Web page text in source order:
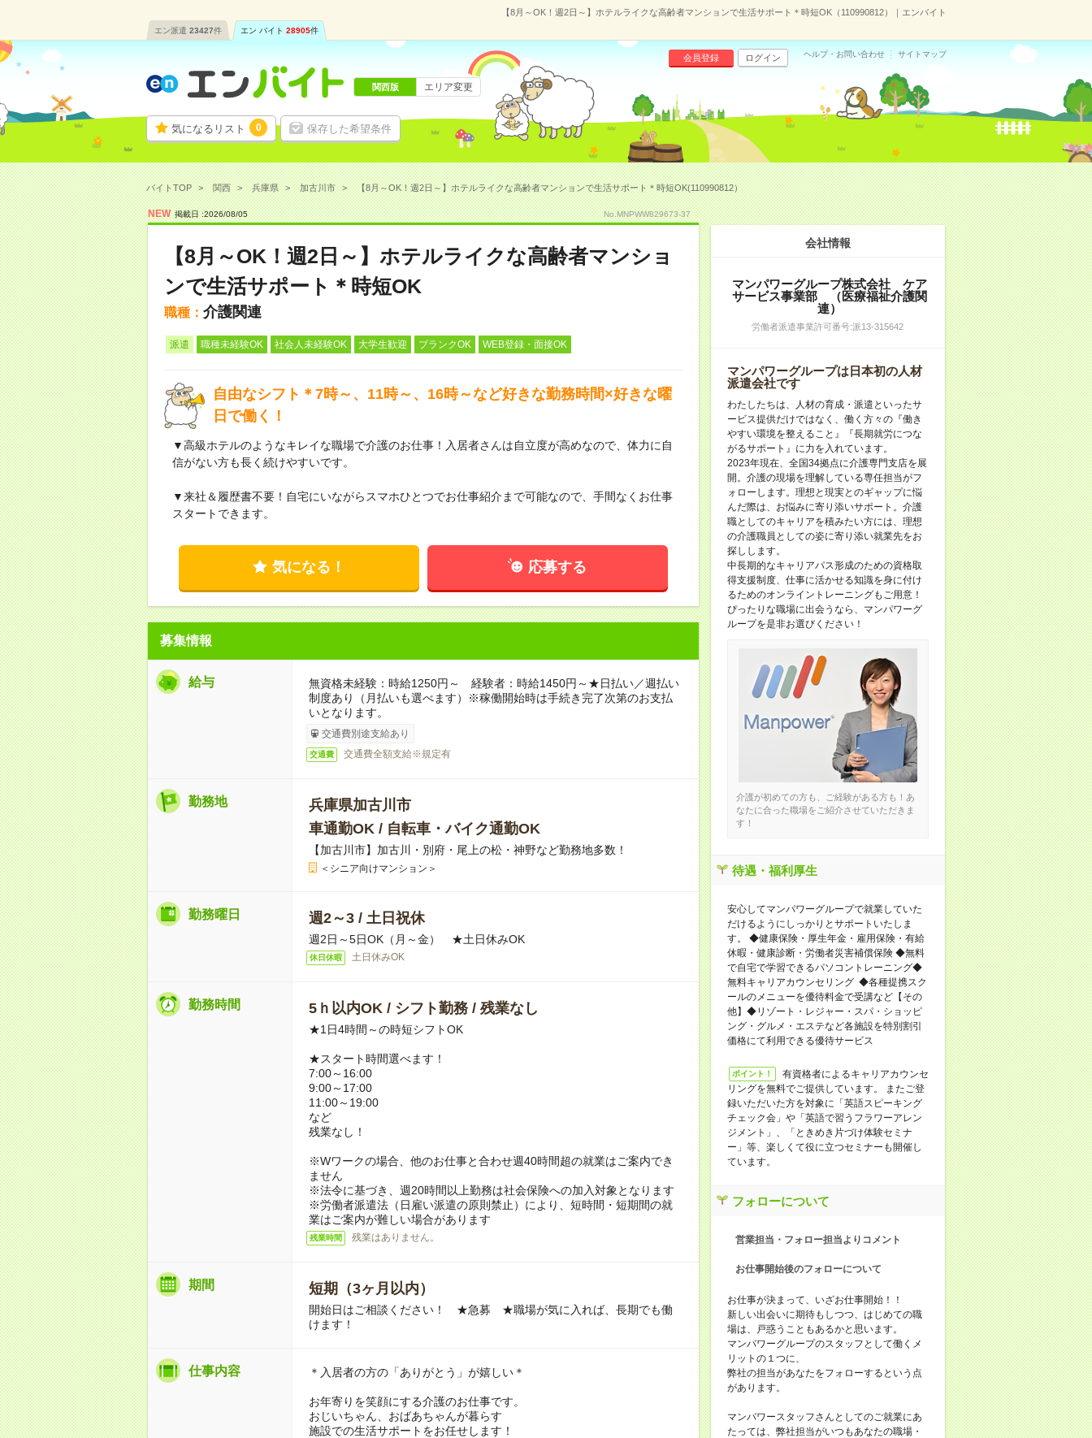
【8月～OK！週2日～】ホテルライクな高齢者マンションで生活サポート＊時短OK（110990812）｜エンバイト
エン派遣 23427件 エン バイト 28905件
気になるリスト 0 保存した希望条件
会員登録 ログイン ヘルプ・お問い合わせ サイトマップ
関西版 エリア変更
バイトTOP 関西 兵庫県 加古川市 【8月～OK！週2日～】ホテルライクな高齢者マンションで生活サポート＊時短OK(110990812）
NEW 掲載日 :2026/08/05 No.MNPWW829673-37
【8月～OK！週2日～】ホテルライクな高齢者マンショ
ンで生活サポート＊時短OK
職種： 介護関連
派遣 職種未経験OK 社会人未経験OK 大学生歓迎 ブランクOK WEB登録・面接OK
自由なシフト＊7時～、11時～、16時～など好きな勤務時間×好きな曜
日で働く！
▼高級ホテルのようなキレイな職場で介護のお仕事！入居者さんは自立度が高めなので、体力に自
信がない方も長く続けやすいです。
▼来社＆履歴書不要！自宅にいながらスマホひとつでお仕事紹介まで可能なので、手間なくお仕事
スタートできます。
気になる！ 応募する
募集情報
給与
無資格未経験：時給1250円～ 経験者：時給1450円～★日払い／週払い
制度あり（月払いも選べます）※稼働開始時は手続き完了次第のお支払
いとなります。
交通費別途支給あり
交通費 交通費全額支給※規定有
勤務地
兵庫県加古川市
車通勤OK / 自転車・バイク通勤OK
【加古川市】加古川・別府・尾上の松・神野など勤務地多数！
＜シニア向けマンション＞
勤務曜日 週2～3 / 土日祝休
週2日～5日OK（月～金） ★土日休みOK
休日休暇 土日休みOK
勤務時間 5ｈ以内OK / シフト勤務 / 残業なし
★1日4時間～の時短シフトOK
★スタート時間選べます！
7:00～16:00
9:00～17:00
11:00～19:00
など
残業なし！
※Wワークの場合、他のお仕事と合わせ週40時間超の就業はご案内でき
ません
※法令に基づき、週20時間以上勤務は社会保険への加入対象となります
※労働者派遣法（日雇い派遣の原則禁止）により、短時間・短期間の就
業はご案内が難しい場合があります
残業時間 残業はありません。
期間 短期（3ヶ月以内）
開始日はご相談ください！ ★急募 ★職場が気に入れば、長期でも働
けます！
仕事内容 ＊入居者の方の「ありがとう」が嬉しい＊
お年寄りを笑顔にする介護のお仕事です。
おじいちゃん、おばあちゃんが暮らす
施設での生活サポートをお任せします！
会社情報
マンパワーグループ株式会社 ケア
サービス事業部 （医療福祉介護関
連）
労働者派遣事業許可番号:派13-315642
マンパワーグループは日本初の人材
派遣会社です
わたしたちは、人材の育成・派遣といったサ
ービス提供だけではなく、働く方々の『働き
やすい環境を整えること』『長期就労につな
がるサポート』に力を入れています。
2023年現在、全国34拠点に介護専門支店を展
開。介護の現場を理解している専任担当がフ
ォローします。理想と現実とのギャップに悩
んだ際は、お悩みに寄り添いサポート。介護
職としてのキャリアを積みたい方には、理想
の介護職員としての姿に寄り添い就業先をお
探しします。
中長期的なキャリアパス形成のための資格取
得支援制度、仕事に活かせる知識を身に付け
るためのオンライントレーニングもご用意！
ぴったりな職場に出会うなら、マンパワーグ
ループを是非お選びください！
介護が初めての方も、ご経験がある方も！あ
なたに合った職場をご紹介させていただきま
す！
待遇・福利厚生
安心してマンパワーグループで就業していた
だけるようにしっかりとサポートいたしま
す。 ◆健康保険・厚生年金・雇用保険・有給
休暇・健康診断・労働者災害補償保険 ◆無料
で自宅で学習できるパソコントレーニング◆
無料キャリアカウンセリング ◆各種提携スク
ールのメニューを優待料金で受講など【その
他】◆リゾート・レジャー・スパ・ショッピ
ング・グルメ・エステなど各施設を特別割引
価格にて利用できる優待サービス
ポイント！
有資格者によるキャリアカウンセ
リングを無料でご提供しています。 またご登
録いただいた方を対象に「英語スピーキング
チェック会」や「英語で習うフラワーアレン
ジメント」、「ときめき片づけ体験セミナ
ー」等、楽しくて役に立つセミナーも開催し
ています。
フォローについて
営業担当・フォロー担当よりコメント
お仕事開始後のフォローについて
お仕事が決まって、いざお仕事開始！！
新しい出会いに期待もしつつ、はじめての職
場は、戸惑うこともあるかと思います。
マンパワーグループのスタッフとして働くメ
リットの１つに、
弊社の担当があなたをフォローするという点
があります。
マンパワースタッフさんとしてのご就業にあ
たっては、弊社担当がいつもあなたの職場・